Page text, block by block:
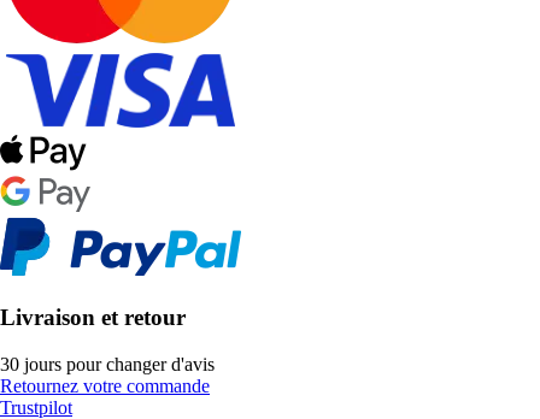
Livraison et retour
30 jours pour changer d'avis
Retournez votre commande
Trustpilot